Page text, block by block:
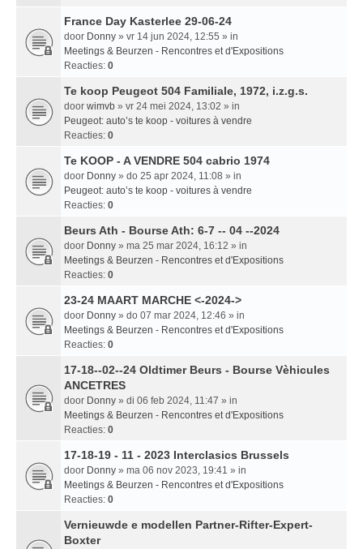
France Day Kasterlee 29-06-24
door Donny » vr 14 jun 2024, 12:55 » in
Meetings & Beurzen - Rencontres et d'Expositions
Reacties: 0
Te koop Peugeot 504 Familiale, 1972, i.z.g.s.
door wimvb » vr 24 mei 2024, 13:02 » in
Peugeot: auto’s te koop - voitures à vendre
Reacties: 0
Te KOOP - A VENDRE 504 cabrio 1974
door Donny » do 25 apr 2024, 11:08 » in
Peugeot: auto’s te koop - voitures à vendre
Reacties: 0
Beurs Ath - Bourse Ath: 6-7 -- 04 --2024
door Donny » ma 25 mar 2024, 16:12 » in
Meetings & Beurzen - Rencontres et d'Expositions
Reacties: 0
23-24 MAART MARCHE <-2024->
door Donny » do 07 mar 2024, 12:46 » in
Meetings & Beurzen - Rencontres et d'Expositions
Reacties: 0
17-18--02--24 Oldtimer Beurs - Bourse Vèhicules
ANCETRES
door Donny » di 06 feb 2024, 11:47 » in
Meetings & Beurzen - Rencontres et d'Expositions
Reacties: 0
17-18-19 - 11 - 2023 Interclasics Brussels
door Donny » ma 06 nov 2023, 19:41 » in
Meetings & Beurzen - Rencontres et d'Expositions
Reacties: 0
Vernieuwde e modellen Partner-Rifter-Expert-
Boxter